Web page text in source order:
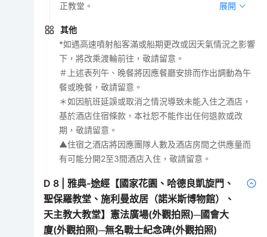
正教堂。
展開
其他
*如遇高速噴射船客滿或船期更改或因天氣情況之影響
下，將改乘渡輪前往，敬請留意。
＃上述表列午、晚餐將因應餐廳安排而作出調動為午
餐或晚餐，敬請留意。
＊如因航班延誤或取消之情況導致未能入住之酒店，
基於酒店住宿條款，本社恕不能作出任何退款或改
期，敬請留意。
▲住宿之酒店將因應團隊人數及酒店房間之供應量而
有可能分開2至3間酒店入住，敬請留意。
D 8 |雅典-途經【國家花園、哈德良凱旋門、
聖保羅教堂、施利曼故居（諾米斯博物館）、
天主教大教堂】憲法廣場(外觀拍照)─國會大
廈(外觀拍照)─無名戰士紀念碑(外觀拍照)